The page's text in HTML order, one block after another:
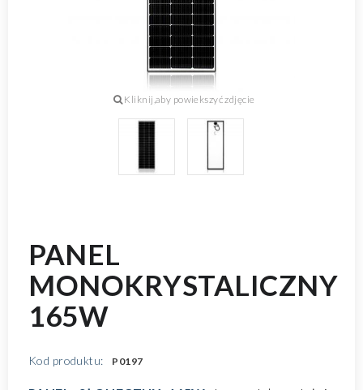
PANEL
MONOKRYSTALICZNY
165W
Kod produktu: P0197